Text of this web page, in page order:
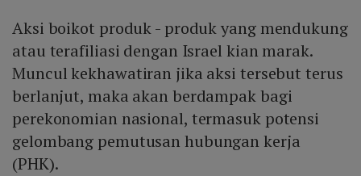
Aksi boikot produk - produk yang mendukung
atau terafiliasi dengan Israel kian marak.
Muncul kekhawatiran jika aksi tersebut terus
berlanjut, maka akan berdampak bagi
perekonomian nasional, termasuk potensi
gelombang pemutusan hubungan kerja
(PHK).